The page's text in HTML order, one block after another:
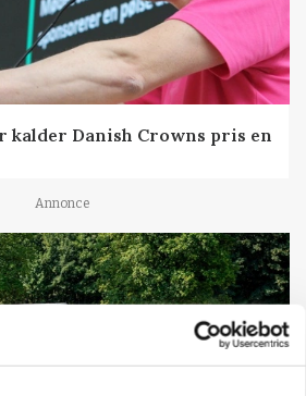
kalder Danish Crowns pris en
Annonce